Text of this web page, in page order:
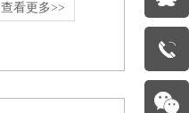
查看更多>>